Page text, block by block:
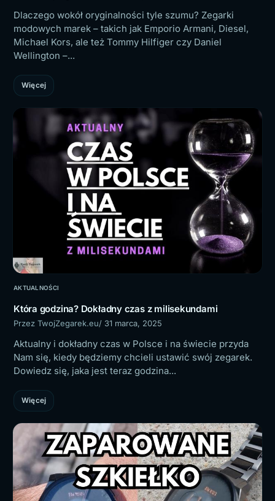
Dlaczego wokół oryginalności tyle szumu? Zegarki
modowych marek – takich jak Emporio Armani, Diesel,
Michael Kors, ale też Tommy Hilfiger czy Daniel
Wellington –...
Więcej
AKTUALNOŚCI
Która godzina? Dokładny czas z milisekundami
Przez TwojZegarek.eu/ 31 marca, 2025
Aktualny i dokładny czas w Polsce i na świecie przyda
Nam się, kiedy będziemy chcieli ustawić swój zegarek.
Dowiedz się, jaka jest teraz godzina...
Więcej